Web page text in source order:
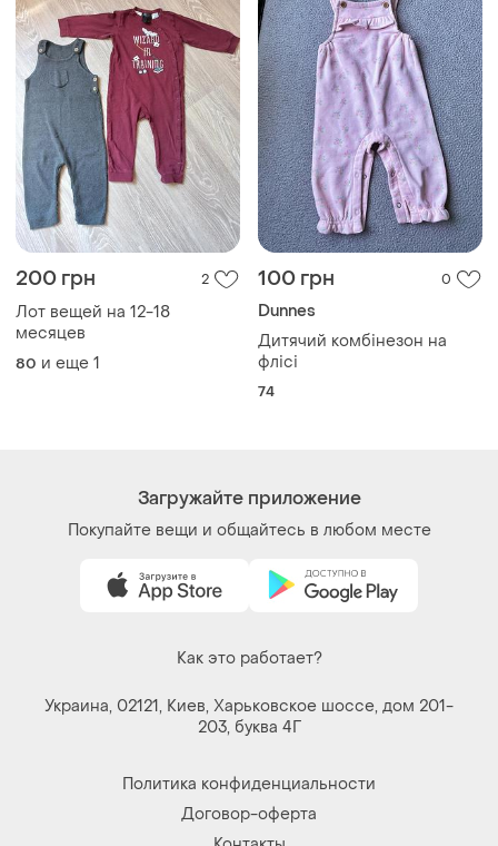
200 грн 2
Лот вещей на 12-18
месяцев
80 и еще 1
100 грн 0
Dunnes
Дитячий комбінезон на
флісі
74
Загружайте приложение
Покупайте вещи и общайтесь в любом месте
Как это работает?
Украина, 02121, Киев, Харьковское шоссе, дом 201-
203, буква 4Г
Политика конфиденциальности
Договор-оферта